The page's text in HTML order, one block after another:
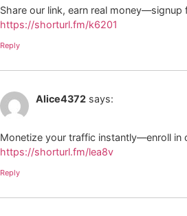
Share our link, earn real
https://shorturl.fm/k6201
Reply
Alice4372 says:
Monetize your traffic instantly—enroll in
https://shorturl.fm/lea8v
Reply